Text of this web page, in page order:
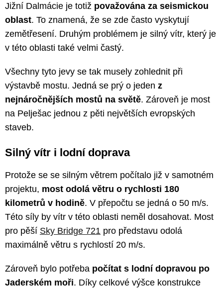
Jižní Dalmácie je totiž považována za seismickou
oblast. To znamená, že se zde často vyskytují
zemětřesení. Druhým problémem je silný vítr, který je
v této oblasti také velmi častý.
Všechny tyto jevy se tak musely zohlednit při
výstavbě mostu. Jedná se prý o jeden z
nejnáročnějších mostů na světě. Zároveň je most
na Pelješac jednou z pěti největších evropských
staveb.
Silný vítr i lodní doprava
Protože se se silným větrem počítalo již v samotném
projektu, most odolá větru o rychlosti 180
kilometrů v hodině. V přepočtu se jedná o 50 m/s.
Této síly by vítr v této oblasti neměl dosahovat. Most
pro pěší Sky Bridge 721 pro představu odolá
maximálně větru s rychlostí 20 m/s.
Zároveň bylo potřeba počítat s lodní dopravou po
Jaderském moři. Díky celkové výšce konstrukce